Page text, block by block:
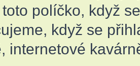
políčko, když
když se
internetové